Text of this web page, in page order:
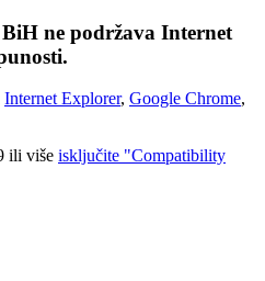
ne podržava Internet
Internet Explorer, Google Chrome,
ili više isključite "Compatibility